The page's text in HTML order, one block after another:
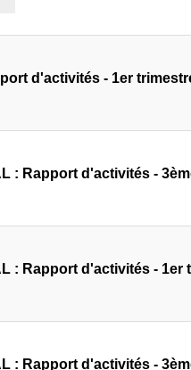
d'activités - 1er
: Rapport d'activités -
: Rapport d'activités - 1er
: Rapport d'activités -